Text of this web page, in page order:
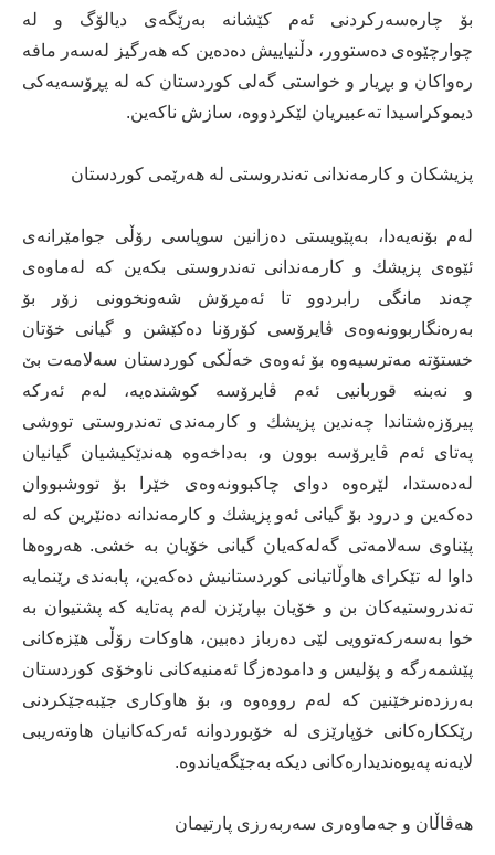
بۆ چاره‌سه‌ركردنی ئه‌م كێشانه‌ به‌رێگه‌ی دیالۆگ و له‌
چوارچێوه‌ی ده‌ستوور، دڵنیاییش ده‌ده‌ین كه‌ هه‌رگیز له‌سه‌ر مافه‌
ره‌واكان و بڕیار و خواستی گه‌لی كوردستان كه‌ له ‌پڕۆسه‌یه‌كی
دیموكراسیدا ته‌عبیریان لێكردووه‌، سازش ناكه‌ین.
پزیشكان و كارمه‌ندانی ته‌ندروستی له‌ هه‌رێمی كوردستان
له‌م بۆنه‌یه‌دا، به‌پێویستی ده‌زانین سوپاسی رۆڵی جوامێرانه‌ی
ئێوه‌ی پزیشك و كارمه‌ندانی ته‌ندروستی بكه‌ین كه‌ له‌ماوه‌ی
چه‌ند مانگی رابردوو ‌تا ئه‌مڕۆش شه‌ونخوونی زۆر بۆ
به‌ره‌نگاربوونه‌وه‌ی ڤایرۆسی كۆرۆنا ده‌كێشن و گیانی خۆتان
خستۆته‌‌ مه‌ترسیه‌وه‌ بۆ ئه‌وه‌ی خه‌ڵكی كوردستان سه‌لامه‌ت بێ
و نه‌بنه‌ قوربانیی ئه‌م ڤایرۆسه‌ كوشنده‌یه‌، له‌م ئه‌ركه‌
پیرۆزه‌شتاندا چه‌ندین پزیشك و كارمه‌ندی ته‌ندروستی تووشی
په‌تای ئه‌م ڤایرۆسه‌ بوون و، به‌داخه‌وه‌ هه‌ندێكیشیان گیانیان
له‌ده‌ستدا‌، لێره‌وه‌ دوای چاكبوونه‌وه‌ی خێرا بۆ تووشبووان
ده‌كه‌ین و درود بۆ گیانی ئه‌و پزیشك و كارمه‌ندانه‌ ده‌نێرین كه‌ له‌
پێناوی سه‌لامه‌تی گه‌له‌كه‌یان گیانی خۆیان به‌ خشی‌. هه‌روه‌ها
داوا له‌ تێكرای هاوڵاتیانی كوردستانیش ده‌كه‌ین، پابه‌ندی رێنمایه‌
ته‌ندروستیه‌كان بن و خۆیان بپارێزن له‌م په‌تایه‌ كه‌ پشتیوان به‌
خوا به‌سه‌ركه‌توویی لێی ده‌رباز ده‌بین، هاوكات رۆڵی هێزه‌كانی
پێشمه‌رگه‌ و پۆلیس و داموده‌زگا ئه‌منیه‌كانی ناوخۆی كوردستان
به‌رزده‌نرخێنین كه‌ له‌م رووه‌وه‌ و، بۆ هاوكاری جێبه‌جێكردنی
رێككاره‌كانی خۆپارێزی له‌ خۆبوردوانه‌ ئه‌ركه‌كانیان هاوته‌ریبی
لایه‌نه‌ په‌یوه‌ندیداره‌كانی دیكه‌ به‌جێگه‌یاندوه‌.
هه‌ڤاڵان و جه‌ماوه‌ری سه‌ربه‌رزی پارتیمان